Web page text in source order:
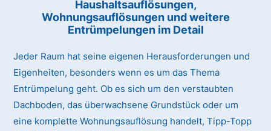
Haushaltsauflösungen,
Wohnungsauflösungen und weitere
Entrümpelungen im Detail
Jeder Raum hat seine eigenen Herausforderungen und
Eigenheiten, besonders wenn es um das Thema
Entrümpelung geht. Ob es sich um den verstaubten
Dachboden, das überwachsene Grundstück oder um
eine komplette Wohnungsauflösung handelt, Tipp-Topp